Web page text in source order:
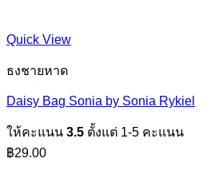
Quick View
ธงชายหาด
Daisy Bag Sonia by Sonia Rykiel
ให้คะแนน 3.5 ตั้งแต่ 1-5 คะแนน
฿29.00